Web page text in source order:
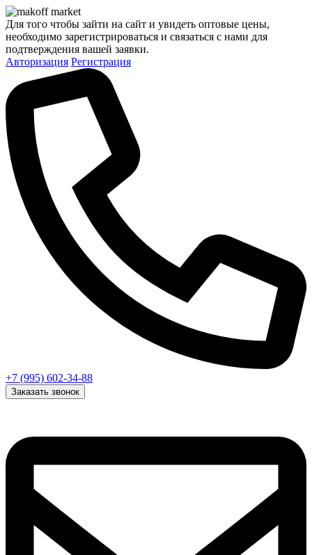
Для того чтобы зайти на сайт и увидеть оптовые цены,
необходимо зарегистрироваться и связаться с нами для
подтверждения вашей заявки.
Авторизация Регистрация
+7 (995) 602-34-88
Заказать звонок